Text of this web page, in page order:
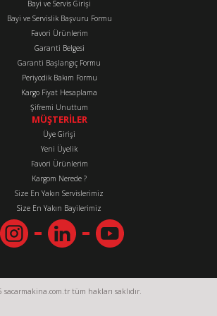
Bayi ve Servis Girişi
Bayi ve Servislik Başvuru Formu
Favori Ürünlerim
Garanti Belgesi
Garanti Başlangıç Formu
Periyodik Bakım Formu
Kargo Fiyat Hesaplama
Şifremi Unuttum
MÜŞTERİLER
Üye Girişi
Yeni Üyelik
Favori Ürünlerim
Kargom Nerede ?
Size En Yakın Servislerimiz
Size En Yakın Bayilerimiz
sacarmakina.com.tr tüm hakları saklıdır.